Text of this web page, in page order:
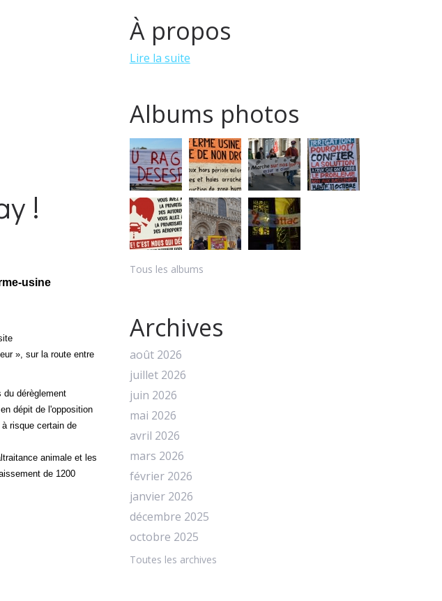
!
usine
», sur la route entre
du dérèglement
dépit de l'opposition
risque certain de
animale et les
de 1200
À propos
Lire la suite
Albums photos
Tous les albums
Archives
août 2026
juillet 2026
juin 2026
mai 2026
avril 2026
mars 2026
février 2026
janvier 2026
décembre 2025
octobre 2025
Toutes les archives